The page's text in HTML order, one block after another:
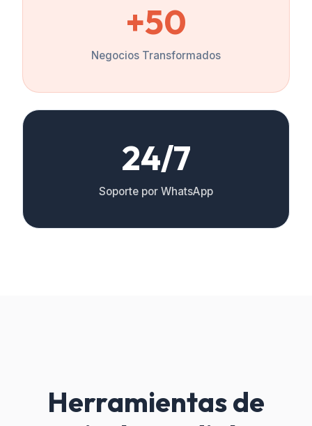
+50
Negocios Transformados
24/7
Soporte por WhatsApp
Herramientas de